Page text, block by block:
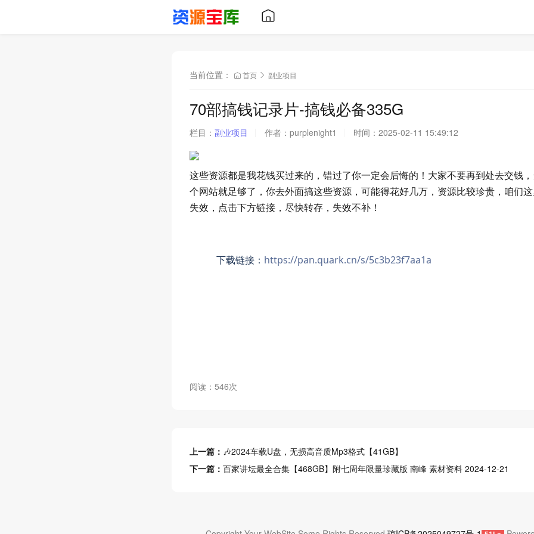
当前位置： 首页 副业项目
70部搞钱记录片-搞钱必备335G
栏目： 副业项目 作者： purplenight1 时间： 2025-02-11 15:49:12
这些资源都是我花钱买过来的，错过了你一定会后悔的！大家不要再到处去交钱
个网站就足够了，你去外面搞这些资源，可能得花好几万，资源比较珍贵，咱们
失效，点击下方链接，尽快转存，失效不补！
下载链接： https://pan.quark.cn/s/5c3b23f7aa1a
阅读：546次
上一篇： 🎶2024车载U盘，无损高音质Mp3格式【41GB】
下一篇： 百家讲坛最全合集【468GB】附七周年限量珍藏版 南峰 素材资料 2024-12-21